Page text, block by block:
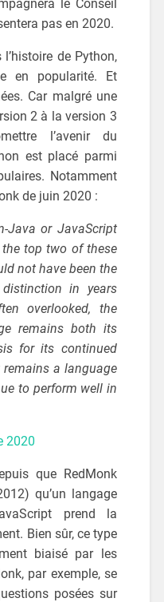
le Conseil
pas en 2020.
de Python,
en popularité. Et
Car malgré une
2 à la version 3
l’avenir du
est placé parmi
Notamment
de juin 2020 :
Java or JavaScript
top two of these
not have been the
in years
overlooked, the
remains both its
for its continued
a language
to perform well in
2020
que RedMonk
qu’un langage
prend la
Bien sûr, ce type
biaisé par les
par exemple, se
posées sur